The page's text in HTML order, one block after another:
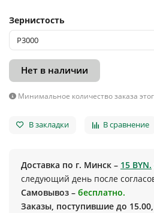
Зернистость
Нет в наличии
Минимальное количество заказа
В закладки В сравнение
Доставка по г. Минск – 15 BYN.
следующий день после
Самовывоз – бесплатно.
Заказы, поступившие до